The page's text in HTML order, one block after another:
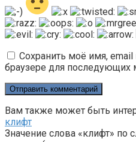
Сохранить моё имя, email
браузере для последующих
Вам также может быть
клифт
Значение слова «клифт»